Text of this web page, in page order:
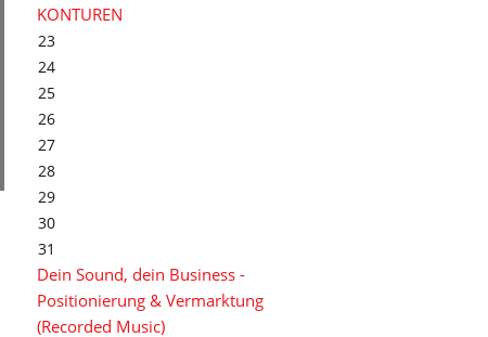
KONTUREN
23
24
25
26
27
28
29
30
31
Dein Sound, dein Business -
Positionierung & Vermarktung
(Recorded Music)